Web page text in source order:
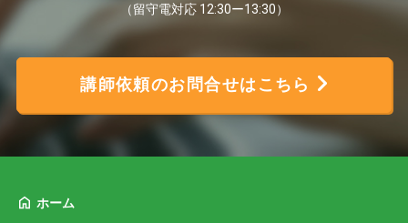
（留守電対応 12:30ー13:30）
講師依頼のお問合せはこちら
ホーム